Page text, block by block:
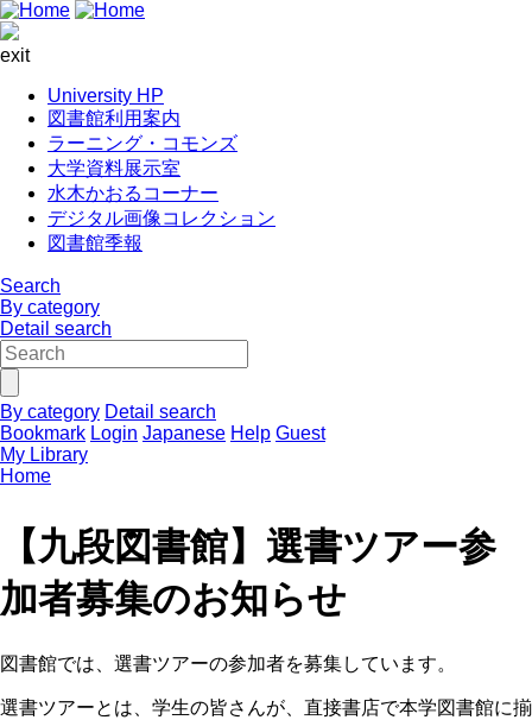
exit
University HP
図書館利用案内
ラーニング・コモンズ
大学資料展示室
水木かおるコーナー
デジタル画像コレクション
図書館季報
Search
By category
Detail search
By category Detail search
Bookmark Login Japanese Help Guest
My Library
Home
【九段図書館】選書ツアー参
加者募集のお知らせ
図書館では、選書ツアーの参加者を募集しています。
選書ツアーとは、学生の皆さんが、直接書店で本学図書館に揃